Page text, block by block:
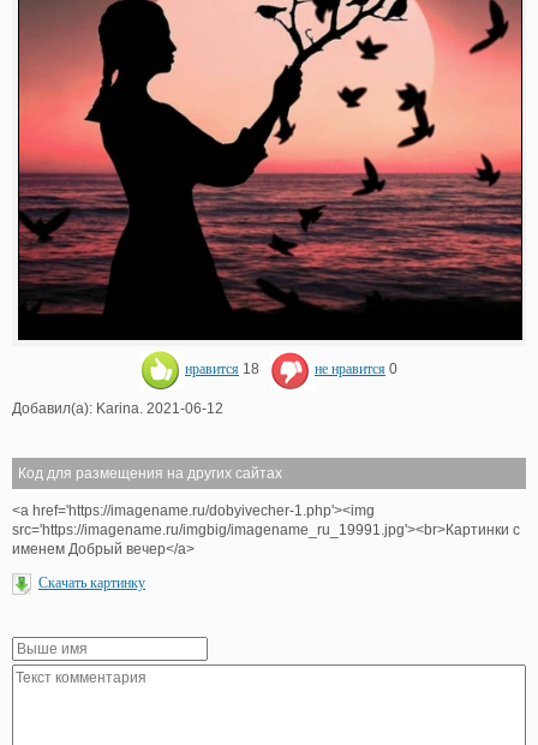
нравится 18 не нравится 0
Добавил(а): Karina. 2021-06-12
Код для размещения на других сайтах
<a href='https://imagename.ru/dobyivecher-1.php'><img
src='https://imagename.ru/imgbig/imagename_ru_19991.jpg'><br>Картинки с
именем Добрый вечер</a>
Скачать картинку